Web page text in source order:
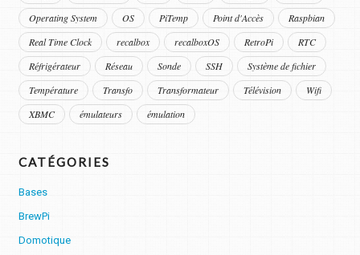
Operating System
OS PiTemp Point d'Accès
Raspbian
Real Time Clock
recalbox recalboxOS RetroPi
RTC
Réfrigérateur
Réseau Sonde SSH
Système de fichier
Température
Transfo Transformateur Télévision
Wifi
XBMC
émulateurs émulation
CATÉGORIES
Bases
BrewPi
Domotique